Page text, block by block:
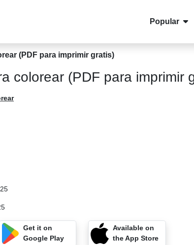
Popular
(PDF para imprimir gratis)
colorear (PDF para imprimir
Get it on
Google Play
Available on
the App Store